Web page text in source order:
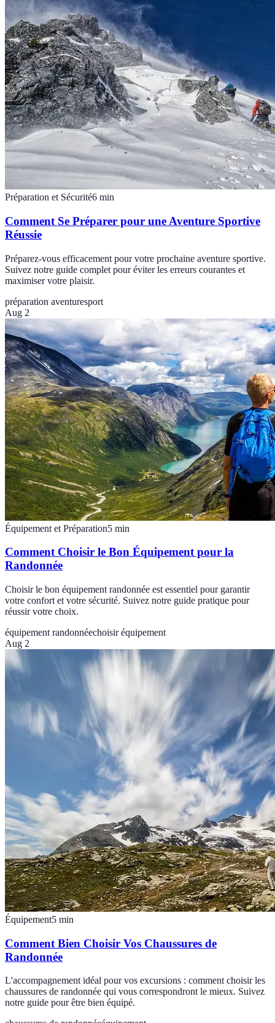
Préparation et Sécurité6 min
Comment Se Préparer pour une Aventure Sportive
Réussie
Préparez-vous efficacement pour votre prochaine aventure sportive.
Suivez notre guide complet pour éviter les erreurs courantes et
maximiser votre plaisir.
préparation aventuresport
Aug 2
Équipement et Préparation5 min
Comment Choisir le Bon Équipement pour la
Randonnée
Choisir le bon équipement randonnée est essentiel pour garantir
votre confort et votre sécurité. Suivez notre guide pratique pour
réussir votre choix.
équipement randonnéechoisir équipement
Aug 2
Équipement5 min
Comment Bien Choisir Vos Chaussures de
Randonnée
L'accompagnement idéal pour vos excursions : comment choisir les
chaussures de randonnée qui vous correspondront le mieux. Suivez
notre guide pour être bien équipé.